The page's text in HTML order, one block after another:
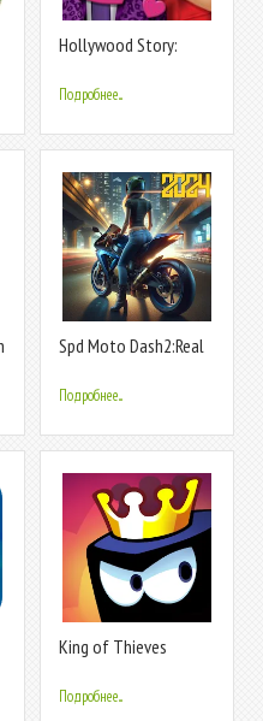
Hollywood Story:
Подробнее...
Spd Moto Dash2:Real
Подробнее...
King of Thieves
Подробнее...